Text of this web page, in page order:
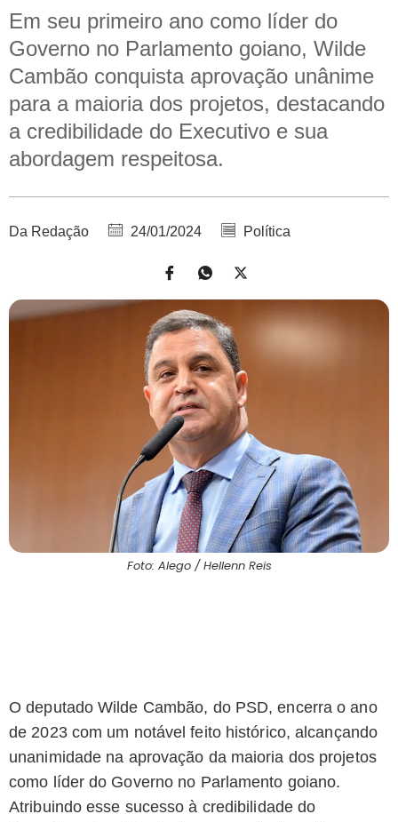
Em seu primeiro ano como líder do
Governo no Parlamento goiano, Wilde
Cambão conquista aprovação unânime
para a maioria dos projetos, destacando
a credibilidade do Executivo e sua
abordagem respeitosa.
Da Redação 24/01/2024 Política
Foto: Alego / Hellenn Reis
O deputado Wilde Cambão, do PSD, encerra o ano
de 2023 com um notável feito histórico, alcançando
unanimidade na aprovação da maioria dos projetos
como líder do Governo no Parlamento goiano.
Atribuindo esse sucesso à credibilidade do